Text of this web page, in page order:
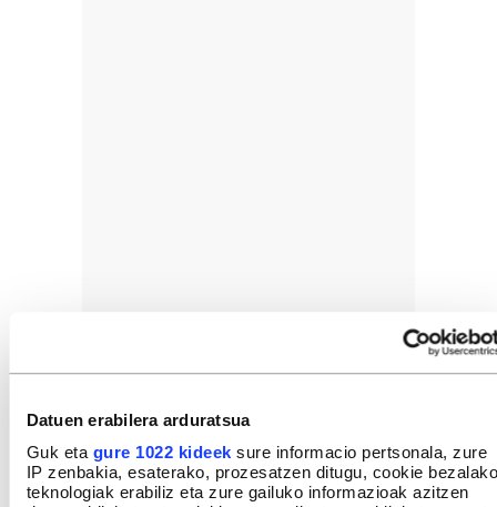
Datuen erabilera arduratsua
Guk eta gure 1022 kideek sure informacio pertsonala, zure
IP zenbakia, esaterako, prozesatzen ditugu, cookie bezalako
teknologiak erabiliz eta zure gailuko informazioak azitzen